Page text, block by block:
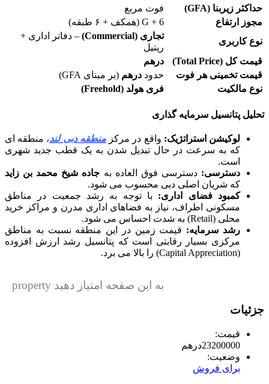
حداکثر زیربنا (
GFA
)
فوت مربع
مجوز
ارتفاع
G + 6 (همکف + ۶ طبقه)
نوع کاربری
تجاری (Commercial
) – دفاتر اداری +
ریتیل
قیمت کل (
Total Price
)
درهم
قیمت تخمینی هر فوت حدود درهم (بر مبنای GFA)
نوع مالکیت فری هولد (Freehold
)
تحلیل پتانسیل سرمایه گذاری
لوکیشن استراتژیک: واقع در مرکزمنطقه دبی لند، منطقه ای
که به سرعت در حال تبدیل شدن به یک قطب جدید شهری
است.
دسترسی: دسترسی فوق العاده به جاده شیخ محمد بن زاید
که شریان اصلی دبی محسوب می شود.
کمبود
فضای اداری: با توجه به رشد جمعیت در مناطق
مسکونی اطراف، نیاز به فضاهای اداری مدرن و مراکز خرید
محلی (Retail) به شدت احساس می شود.
رشد سرمایه: قیمت زمین در این منطقه نسبت به مناطق
مرکزی بسیار رقابتی است که پتانسیل رشد ارزش افزوده
(Capital Appreciation) را بالا می برد.
به این صفحه امتیاز دهید property
جزئیات
قیمت:
23200000درهم
وضعیت:
برای فروش